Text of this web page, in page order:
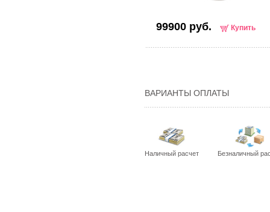
99900 руб. Купить
ВАРИАНТЫ ОПЛАТЫ
Наличный расчет Безналичный